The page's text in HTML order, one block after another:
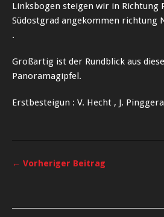
Linksbogen steigen wir in Richtung
Südostgrad angekommen richtung
.
Großartig ist der Rundblick aus
Panoramagipfel.
Erstbesteigun : V. Hecht , J.
← Vorheriger Beitrag